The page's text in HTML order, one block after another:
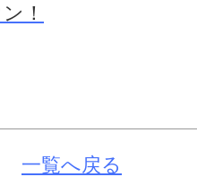
！
一覧へ戻る